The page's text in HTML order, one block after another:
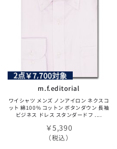
m.f.editorial
ワイシャツ メンズ ノンアイロン ネクスコ
ット 綿100% コットン ボタンダウン 長袖
ビジネス ドレス スタンダードフ ....
￥5,390
（税込）